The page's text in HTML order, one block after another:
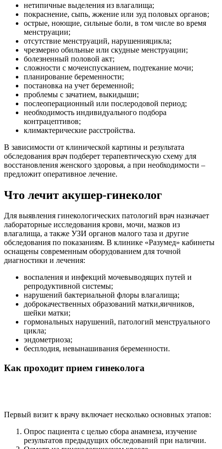
нетипичные выделения из влагалища;
покраснение, сыпь, жжение или зуд половых органов;
острые, ноющие, сильные боли, в том числе во время
менструации;
отсутствие менструаций, нарушенияцикла;
чрезмерно обильные или скудные менструации;
болезненный половой акт;
сложности с мочеиспусканием, подтекание мочи;
планирование беременности;
постановка на учет беременной;
проблемы с зачатием, выкидыши;
послеоперационный или послеродовой период;
необходимость индивидуального подбора
контрацептивов;
климактерические расстройства.
В зависимости от клинической картины и результата
обследования врач подберет терапевтическую схему для
восстановления женского здоровья, а при необходимости –
предложит оперативное лечение.
Что лечит акушер-гинеколог
Для выявления гинекологических патологий врач назначает
лабораторные исследования крови, мочи, мазков из
влагалища, а также УЗИ органов малого таза и другие
обследования по показаниям. В клинике «Разумед» кабинеты
оснащены современным оборудованием для точной
диагностики и лечения:
воспаления и инфекций мочевыводящих путей и
репродуктивной системы;
нарушений бактериальной флоры влагалища;
доброкачественных образований матки,яичников,
шейки матки;
гормональных нарушений, патологий менструального
цикла;
эндометриоза;
бесплодия, невынашивания беременности.
Как проходит прием гинеколога
Первый визит к врачу включает несколько основных этапов:
Опрос пациента с целью сбора анамнеза, изучение
результатов предыдущих обследований при наличии.